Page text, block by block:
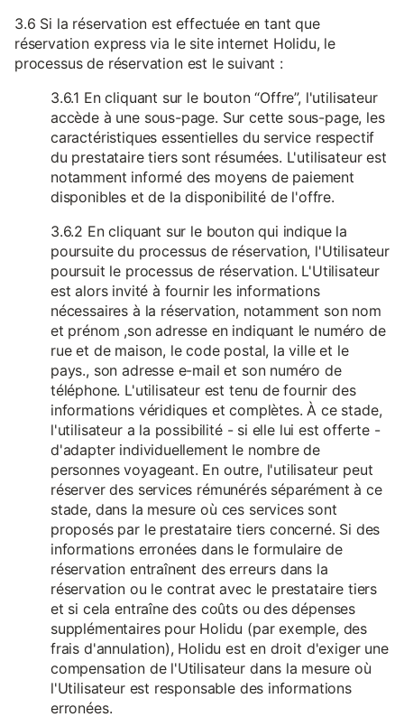
3.6 Si la réservation est effectuée en tant que
réservation express via le site internet Holidu, le
processus de réservation est le suivant :
3.6.1 En cliquant sur le bouton “Offre”, l'utilisateur
accède à une sous-page. Sur cette sous-page, les
caractéristiques essentielles du service respectif
du prestataire tiers sont résumées. L'utilisateur est
notamment informé des moyens de paiement
disponibles et de la disponibilité de l'offre.
3.6.2 En cliquant sur le bouton qui indique la
poursuite du processus de réservation, l'Utilisateur
poursuit le processus de réservation. L'Utilisateur
est alors invité à fournir les informations
nécessaires à la réservation, notamment son nom
et prénom ,son adresse en indiquant le numéro de
rue et de maison, le code postal, la ville et le
pays., son adresse e-mail et son numéro de
téléphone. L'utilisateur est tenu de fournir des
informations véridiques et complètes. À ce stade,
l'utilisateur a la possibilité - si elle lui est offerte -
d'adapter individuellement le nombre de
personnes voyageant. En outre, l'utilisateur peut
réserver des services rémunérés séparément à ce
stade, dans la mesure où ces services sont
proposés par le prestataire tiers concerné. Si des
informations erronées dans le formulaire de
réservation entraînent des erreurs dans la
réservation ou le contrat avec le prestataire tiers
et si cela entraîne des coûts ou des dépenses
supplémentaires pour Holidu (par exemple, des
frais d'annulation), Holidu est en droit d'exiger une
compensation de l'Utilisateur dans la mesure où
l'Utilisateur est responsable des informations
erronées.